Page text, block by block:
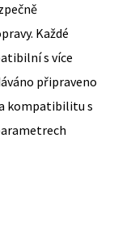
Každé
s více
připraveno
kompatibilitu s